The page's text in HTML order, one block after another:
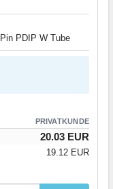
PDIP W Tube
PRIVATKUNDE
20.03 EUR
19.12 EUR